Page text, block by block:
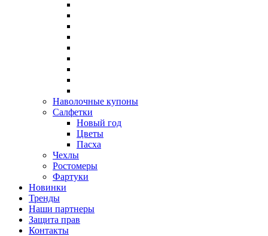
Наволочные купоны
Салфетки
Новый год
Цветы
Пасха
Чехлы
Ростомеры
Фартуки
Новинки
Тренды
Наши партнеры
Защита прав
Контакты